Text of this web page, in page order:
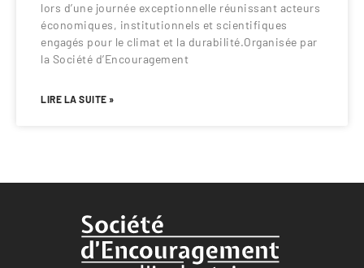
lors d’une journée exceptionnelle réunissant acteurs
économiques, institutionnels et scientifiques
engagés pour le climat et la durabilité.Organisée par
la Société d’Encouragement
LIRE LA SUITE »